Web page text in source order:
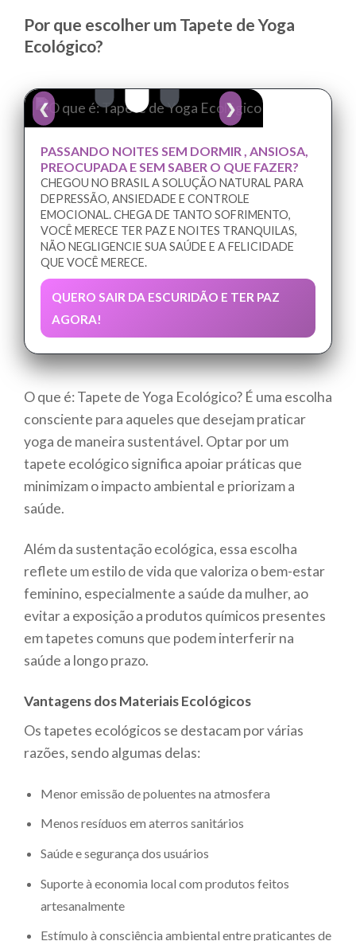
Por que escolher um Tapete de Yoga
Ecológico?
❮ ❯
PASSANDO NOITES SEM DORMIR , ANSIOSA,
PREOCUPADA E SEM SABER O QUE FAZER?
CHEGOU NO BRASIL A SOLUÇÃO NATURAL PARA
DEPRESSÃO, ANSIEDADE E CONTROLE
EMOCIONAL. CHEGA DE TANTO SOFRIMENTO,
VOCÊ MERECE TER PAZ E NOITES TRANQUILAS,
NÃO NEGLIGENCIE SUA SAÚDE E A FELICIDADE
QUE VOCÊ MERECE.
QUERO SAIR DA ESCURIDÃO E TER PAZ
AGORA!
O que é: Tapete de Yoga Ecológico? É uma escolha
consciente para aqueles que desejam praticar
yoga de maneira sustentável. Optar por um
tapete ecológico significa apoiar práticas que
minimizam o impacto ambiental e priorizam a
saúde.
Além da sustentação ecológica, essa escolha
reflete um estilo de vida que valoriza o bem-estar
feminino, especialmente a saúde da mulher, ao
evitar a exposição a produtos químicos presentes
em tapetes comuns que podem interferir na
saúde a longo prazo.
Vantagens dos Materiais Ecológicos
Os tapetes ecológicos se destacam por várias
razões, sendo algumas delas:
Menor emissão de poluentes na atmosfera
Menos resíduos em aterros sanitários
Saúde e segurança dos usuários
Suporte à economia local com produtos feitos
artesanalmente
Estímulo à consciência ambiental entre praticantes de